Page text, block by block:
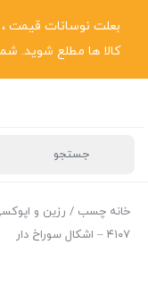
بعلت نوسانات قیمت
کالا ها مطلع شوید. شماره
خانه چسب / رزین و
۴۱۰۷ – اشکال سوراخ دار